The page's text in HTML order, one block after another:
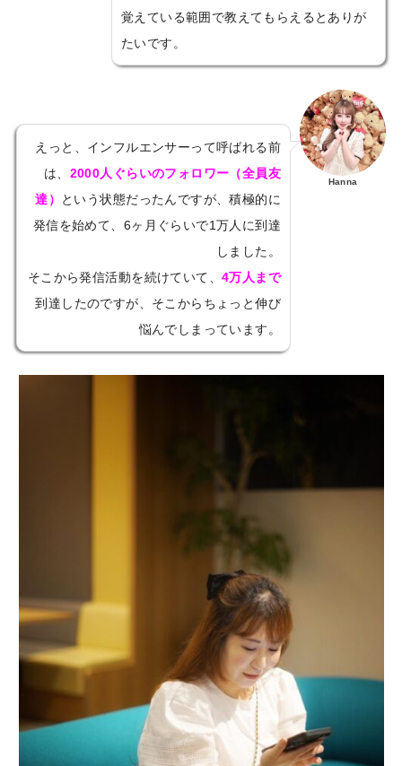
覚えている範囲で教えてもらえるとありが
たいです。
えっと、インフルエンサーって呼ばれる前
は、 2000人ぐらいのフォロワー（全員友
達）
という状態だったんですが、積極的に
発信を始めて、 6ヶ月ぐらいで1万人に到達
しました。
そこから発信活動を続けていて、4万人まで
到達したのですが、そこからちょっと伸び
悩んでしまっています。
Hanna